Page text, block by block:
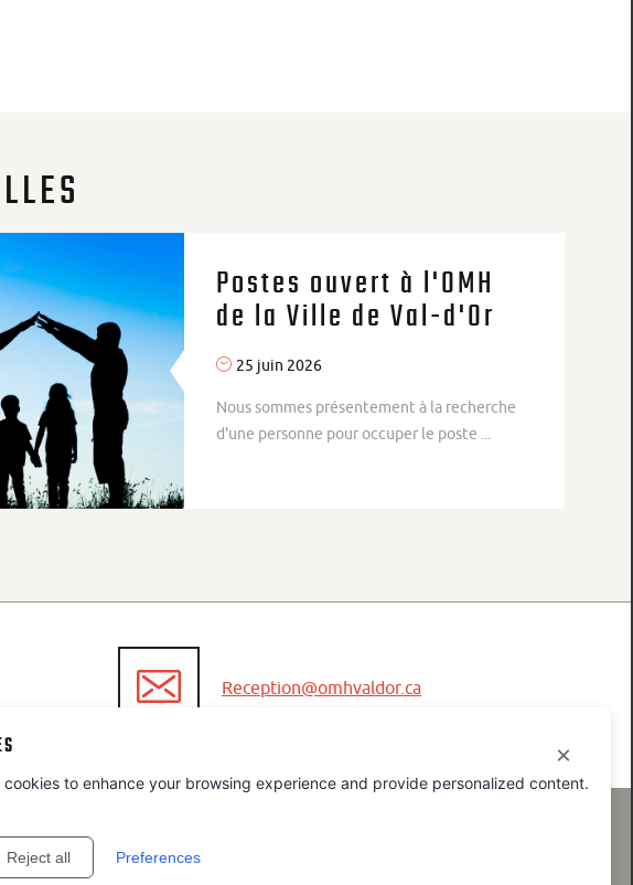
×
cookies to enhance your browsing experience and provide personalized content.
Reject all Preferences
Postes ouvert à l'OMH
de la Ville de Val-d'Or
25 juin 2026
Nous sommes présentement à la recherche
d'une personne pour occuper le poste ...